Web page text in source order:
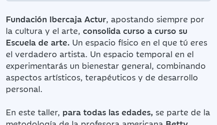
Fundación Ibercaja Actur, apostando siempre por
la cultura y el arte, consolida curso a curso su
Escuela de arte. Un espacio físico en el que tú eres
el verdadero artista. Un espacio temporal en el
experimentarás un bienestar general, combinando
aspectos artísticos, terapéuticos y de desarrollo
personal.
En este taller, para todas las edades, se parte de la